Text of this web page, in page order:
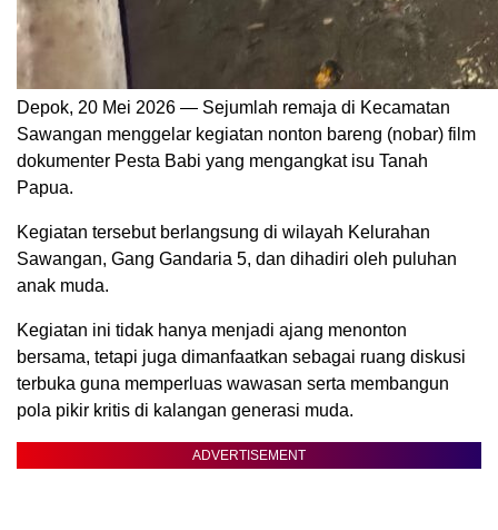
Depok, 20 Mei 2026 — Sejumlah remaja di Kecamatan
Sawangan menggelar kegiatan nonton bareng (nobar) film
dokumenter Pesta Babi yang mengangkat isu Tanah
Papua.
Kegiatan tersebut berlangsung di wilayah Kelurahan
Sawangan, Gang Gandaria 5, dan dihadiri oleh puluhan
anak muda.
Kegiatan ini tidak hanya menjadi ajang menonton
bersama, tetapi juga dimanfaatkan sebagai ruang diskusi
terbuka guna memperluas wawasan serta membangun
pola pikir kritis di kalangan generasi muda.
ADVERTISEMENT